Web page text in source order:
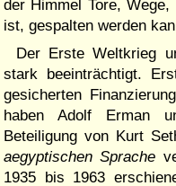
der Himmel Tore,
ist, gespalten werden
Der Erste Weltkrieg
stark beeinträchtigt.
gesicherten
haben Adolf Erman
Beteiligung von Kurt
aegyptischen Sprache
1935 bis 1963